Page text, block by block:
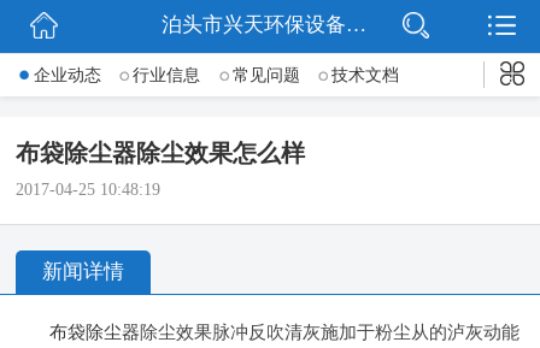
网站首页
联系我们
泊头市兴天环保设备有限公司
企业动态 行业信息 常见问题 技术文档
布袋除尘器除尘效果怎么样
2017-04-25 10:48:19
新闻详情
布袋除尘器除尘效果脉冲反吹清灰施加于粉尘从的泸灰动能